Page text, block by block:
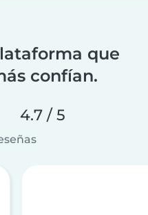
que
confían.
4.7 / 5